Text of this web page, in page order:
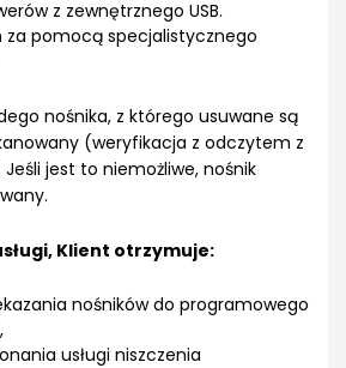
z zewnętrznego USB.
za pomocą specjalistycznego
nośnika, z którego usuwane są
(weryfikacja z odczytem z
jest to niemożliwe, nośnik
Klient otrzymuje:
nośników do programowego
usługi niszczenia